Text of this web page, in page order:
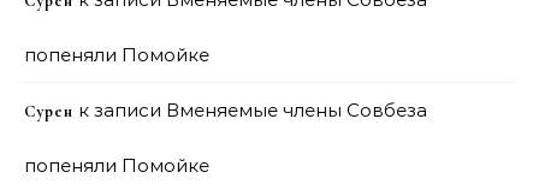
попеняли Помойке
Сурен к записи Вменяемые члены Совбеза
попеняли Помойке